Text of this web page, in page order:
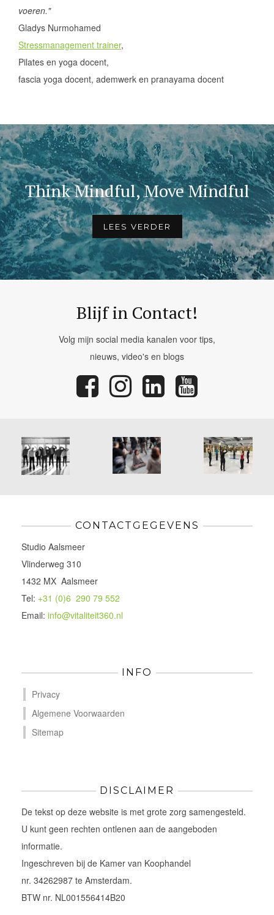
voeren."
Gladys Nurmohamed
Stressmanagement trainer,
Pilates en yoga docent,
fascia yoga docent, ademwerk en pranayama docent
Think Mindful, Move Mindful
LEES VERDER
Blijf in Contact!
Volg mijn social media kanalen voor tips,
nieuws, video's en blogs
CONTACTGEGEVENS
Studio Aalsmeer
Vlinderweg 310
1432 MX Aalsmeer
Tel: +31 (0)6 290 79 552
Email: info@vitaliteit360.nl
INFO
Privacy
Algemene Voorwaarden
Sitemap
DISCLAIMER
De tekst op deze website is met grote zorg samengesteld.
U kunt geen rechten ontlenen aan de aangeboden
informatie.
Ingeschreven bij de Kamer van Koophandel
nr. 34262987 te Amsterdam.
BTW nr. NL001556414B20